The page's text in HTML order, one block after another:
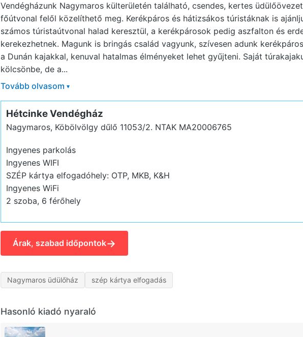
Vendégházunk Nagymaros külterületén található, csendes, kertes
főútvonal felől közelíthető meg. Kerékpáros és hátizsákos túristáknak is
számos túristaútvonal halad keresztül, a kerékpárosok pedig aszfalton és
kerekezhetnek. Magunk is bringás család vagyunk, szívesen adunk
a Dunán kajakkal, kenuval hatalmas élményeket lehet gyűjteni. Saját
kölcsönbe, de a...
Tovább olvasom ▾
Hétcinke Vendégház
Nagymaros, Köbölvölgy dűlő 11053/2. NTAK MA20006765
Ingyenes parkolás
Ingyenes WIFI
SZÉP kártya elfogadóhely: OTP, MKB, K&H
Ingyenes WiFi
2 szoba, 6 férőhely
Árak, szabad időpontok→
Nagymaros üdülőház szép kártya elfogadás
Hasonló kiadó nyaraló